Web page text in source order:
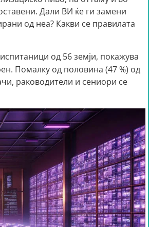
Дали ВИ ќе ги замени
од неа? Какви се правилата
од 56 земји, покажува
Помалку од половина (47 %) од
раководители и сениори се